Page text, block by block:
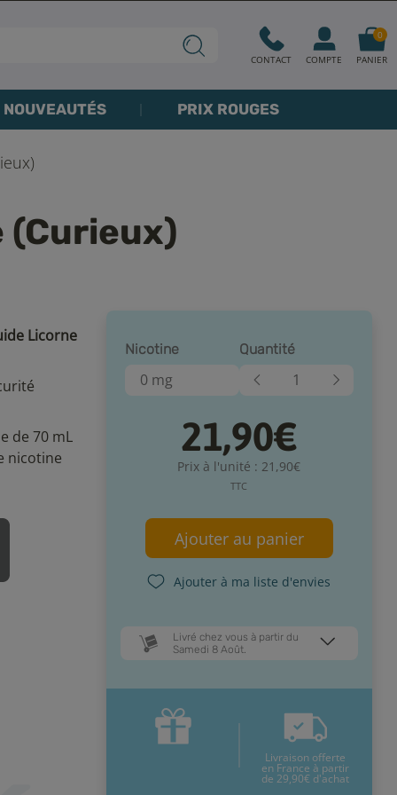
CONTACT COMPTE PANIER
0
NOUVEAUTÉS PRIX ROUGES
(Curieux)
Licorne
de 70 mL
nicotine
Nicotine
0 mg
Quantité
21,90€
Prix à l'unité : 21,90€
TTC
Ajouter au panier
Ajouter à ma liste d'envies
Livré chez vous à partir du
Samedi 8 Août.
Mardi 11 Août Samedi 8 Août
* Pour une livraison en France
+ d'infos
Livraison offerte
en France à partir
de 29,90€ d'achat